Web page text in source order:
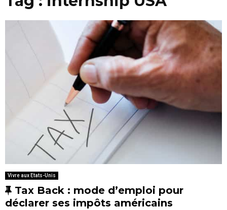
Vivre aux Etats-Unis
E
n
Tax Back : mode d’emploi pour
déclarer ses impôts américains